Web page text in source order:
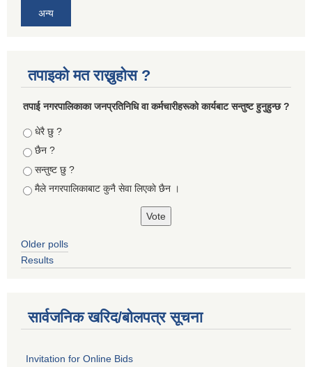
अन्य
तपाइको मत राख्नुहोस ?
तपा‌ई नगरपालिकाका जनप्रतिनिधि वा कर्मचारीहरूकाे कार्यबाट सन्तुष्ट हुनुहुन्छ ?
Choices
धेरै छु ?
छैन ?
सन्तुष्ट छु ?
मैले नगरपालिकाबाट कुनै सेवा लिएकाे छैन ।
Older polls
Results
सार्वजनिक खरिद/बोलपत्र सूचना
Invitation for Online Bids